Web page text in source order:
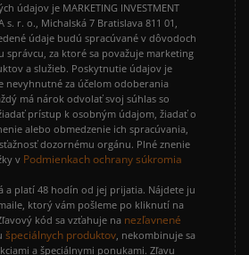
údajov je MARKETING INVESTMENT
s. r. o., Michalská 7 Bratislava 811 01,
údaje budú spracúvané v dôvodoch
správcu, za ktoré sa považuje marketing
a služieb. Poskytnutie údajov je
nevyhnutné za účelom odoberania
má nárok odvolať svoj súhlas so
prístup k osobným údajom, žiadať o
alebo obmedzenie ich spracúvania,
dozornému orgánu. Plné znenie
v Podmienkach ochrany súkromia
a platí 48 hodín od jej prijatia. Nájdete ju
ktorý vám pošleme po kliknutí na
kód sa vzťahuje na nezľavnené
špeciálnych produktov, nekombinuje sa
a špeciálnymi ponukami. Zľavu